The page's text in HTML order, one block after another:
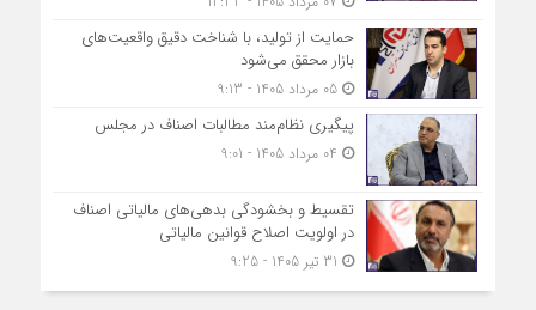
حمایت از تولید، با شناخت دقیق واقعیت‌های
بازار محقق می‌شود
05 مرداد 1405 - 9:13
پیگیری نظام‌مند مطالبات اصناف در مجلس
تقسیط و بخشودگی بدهی‌های مالیاتی اصناف
در اولویت اصلاح قوانین مالیاتی